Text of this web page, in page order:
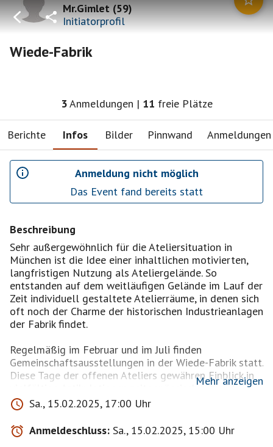
Mr.Gimlet(59)
Initiatorprofil
Wiede-Fabrik
3Anmeldungen | 11 freie Plätze
Berichte Infos Bilder Pinnwand Anmeldungen
Anmeldung nicht möglich
Das Event fand bereits statt
Beschreibung
Sehr außergewöhnlich für die Ateliersituation in
München ist die Idee einer inhaltlichen motivierten,
langfristigen Nutzung als Ateliergelände. So
entstanden auf dem weitläufigen Gelände im Lauf der
Zeit individuell gestaltete Atelierräume, in denen sich
oft noch der Charme der historischen Industrieanlagen
der Fabrik findet.
Regelmäßig im Februar und im Juli finden
Gemeinschaftsausstellungen in der Wiede-Fabrik statt.
Diese Tage der offenen Ateliers gewähren Einblick in
vielfältige Artikulationen zeitgenössischer Kunst,
ermöglichen aber auch das persönliche Gespräch mit
den AkteurInnen eines ganz besonderen Ortes.
Offene Ateliers in der Wiede-Fabrik
Achtung diesmal nur eine kleinere Ausstellung.
Mehr anzeigen
Sa., 15.02.2025, 17:00 Uhr
Anmeldeschluss: Sa., 15.02.2025, 15:00 Uhr